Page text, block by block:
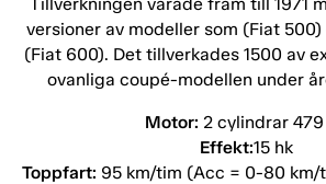
versioner av modeller som (Fiat
(Fiat 600). Det tillverkades 1500 av
ovanliga coupé-modellen under
Motor: 2 cylindrar
Effekt:15 hk
Toppfart: 95 km/tim (Acc = 0-80 km/